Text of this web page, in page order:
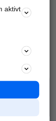
dig.
aktivt